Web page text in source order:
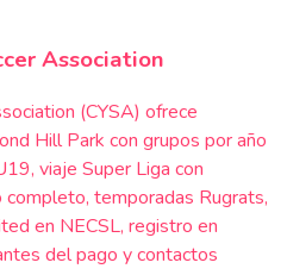
Association
(CYSA) ofrece
Hill Park con grupos por año
viaje Super Liga con
temporadas Rugrats,
en NECSL, registro en
del pago y contactos